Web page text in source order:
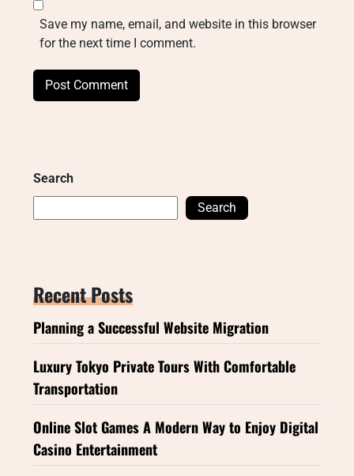
Save my name, email, and website in this browser
for the next time I comment.
Search
Search
Recent Posts
Planning a Successful Website Migration
Luxury Tokyo Private Tours With Comfortable
Transportation
Online Slot Games A Modern Way to Enjoy Digital
Casino Entertainment